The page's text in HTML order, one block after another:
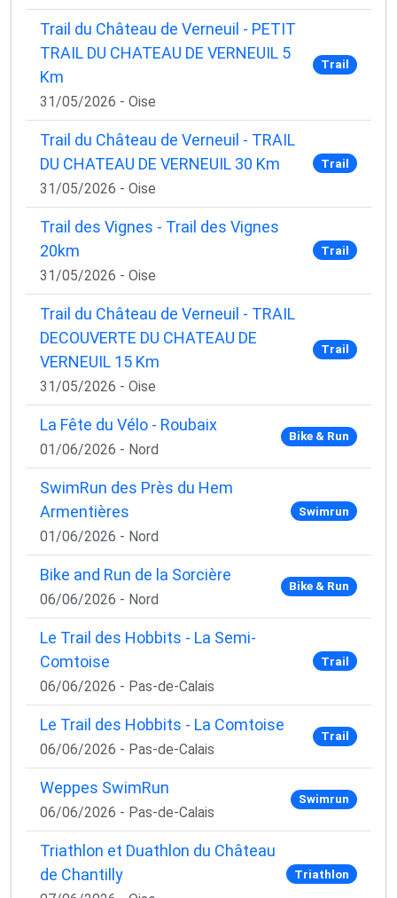
Trail du Château de Verneuil - PETIT
TRAIL DU CHATEAU DE VERNEUIL 5
Km
31/05/2026 - Oise
Trail
Trail du Château de Verneuil - TRAIL
DU CHATEAU DE VERNEUIL 30 Km
31/05/2026 - Oise
Trail
Trail des Vignes - Trail des Vignes
20km
31/05/2026 - Oise
Trail
Trail du Château de Verneuil - TRAIL
DECOUVERTE DU CHATEAU DE
VERNEUIL 15 Km
31/05/2026 - Oise
Trail
La Fête du Vélo - Roubaix
01/06/2026 - Nord
Bike & Run
SwimRun des Près du Hem
Armentières
01/06/2026 - Nord
Swimrun
Bike and Run de la Sorcière
06/06/2026 - Nord
Bike & Run
Le Trail des Hobbits - La Semi-
Comtoise
06/06/2026 - Pas-de-Calais
Trail
Le Trail des Hobbits - La Comtoise
06/06/2026 - Pas-de-Calais
Trail
Weppes SwimRun
06/06/2026 - Pas-de-Calais
Swimrun
Triathlon et Duathlon du Château
de Chantilly
Triathlon